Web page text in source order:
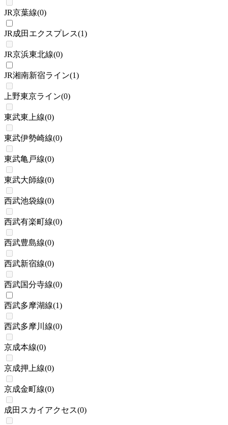
JR京葉線(0)
JR成田エクスプレス(1)
JR京浜東北線(0)
JR湘南新宿ライン(1)
上野東京ライン(0)
東武東上線(0)
東武伊勢崎線(0)
東武亀戸線(0)
東武大師線(0)
西武池袋線(0)
西武有楽町線(0)
西武豊島線(0)
西武新宿線(0)
西武国分寺線(0)
西武多摩湖線(1)
西武多摩川線(0)
京成本線(0)
京成押上線(0)
京成金町線(0)
成田スカイアクセス(0)